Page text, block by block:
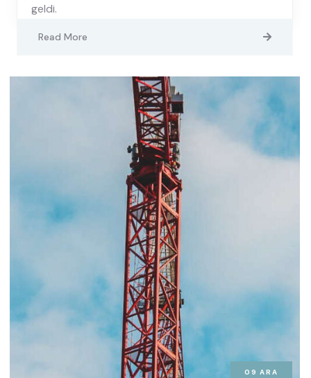
geldi.
Read More
09 ARA